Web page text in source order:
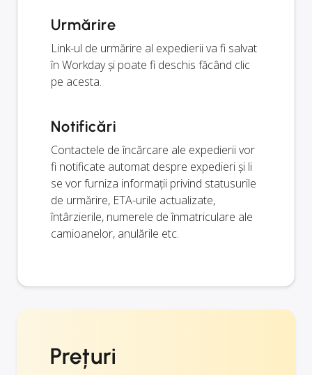
Urmărire
Link-ul de urmărire al expedierii va fi salvat
în Workday și poate fi deschis făcând clic
pe acesta.
Notificări
Contactele de încărcare ale expedierii vor
fi notificate automat despre expedieri și li
se vor furniza informații privind statusurile
de urmărire, ETA-urile actualizate,
întârzierile, numerele de înmatriculare ale
camioanelor, anulările etc.
Prețuri